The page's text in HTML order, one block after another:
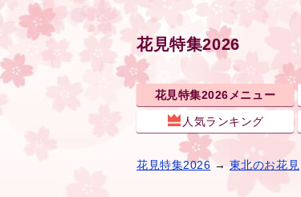
花見特集2026
花見特集2026メニュー
人気ランキング
花見特集2026 → 東北のお花見